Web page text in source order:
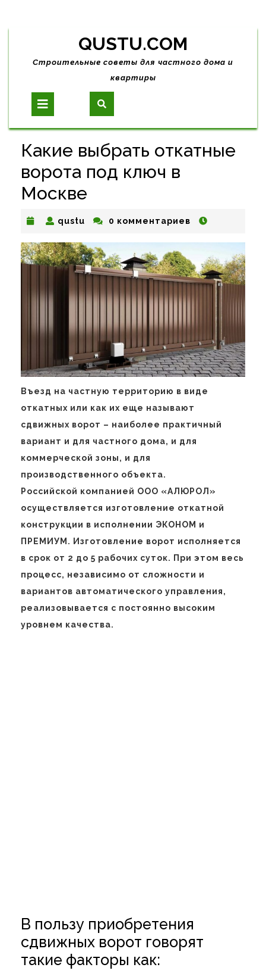
Skip
content
QUSTU.COM
Строительные советы для частного дома и
квартиры
Open
Button
Какие выбрать откатные
ворота под ключ в
Москве
qustu qustu0 комментариев
Въезд на частную территорию в виде
откатных или как их еще называют
сдвижных ворот – наиболее практичный
вариант и для частного дома, и для
коммерческой зоны, и для
производственного объекта.
Российской компанией ООО «АЛЮРОЛ»
осуществляется изготовление откатной
конструкции в исполнении ЭКОНОМ и
ПРЕМИУМ. Изготовление ворот исполняется
в срок от 2 до 5 рабочих суток. При этом весь
процесс, независимо от сложности и
вариантов автоматического управления,
реализовывается с постоянно высоким
уровнем качества.
В пользу приобретения
сдвижных ворот говорят
такие факторы как: